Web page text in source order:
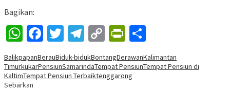
Bagikan:
WhatsApp
Facebook
Twitter
Telegram
Copy
Link
PrintFriendly
BalikpapanBerauBiduk-bidukBontangDerawanKalimantan
TimurkukarPensiunSamarindaTempat PensiunTempat Pensiun di
KaltimTempat Pensiun Terbaiktenggarong
Sebarkan